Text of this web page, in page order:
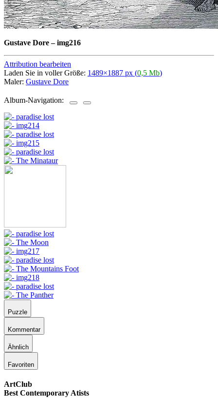
Gustave Dore–img216
Attribution bearbeiten
Laden Sie in voller Größe: 1489×1887 px (0,5 Mb)
Maler: Gustave Dore
Album-Navigation:
Puzzle
Kommentar
Ähnlich
Favoriten
ArtClub
Best Contemporary Atists